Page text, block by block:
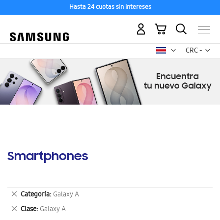
Hasta 24 cuotas sin intereses
CRC -
colón
Mi carrito
Smartphones
Categoría Galaxy A
Eliminar
este
artículo
Clase Galaxy A
Eliminar